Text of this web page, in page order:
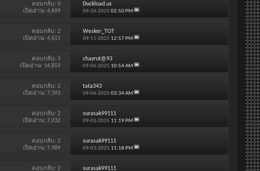
ตอบกลับ:0
เปิดอ่าน: 4,699
Duckload.us
09-26-2025 02:50 PM
ตอบกลับ:2
เปิดอ่าน: 4,611
Wesker_TOT
09-11-2025 12:57 PM
ตอบกลับ: 3
เปิดอ่าน: 14,859
chayrut@93
09-06-2025 10:54 AM
ตอบกลับ:2
เปิดอ่าน: 7,393
tata343
09-06-2025 03:34 AM
ตอบกลับ:2
เปิดอ่าน: 7,032
surasak99111
09-03-2025 11:19 PM
ตอบกลับ:2
เปิดอ่าน: 7,989
surasak99111
09-03-2025 11:18 PM
ตอบกลับ:2
surasak99111